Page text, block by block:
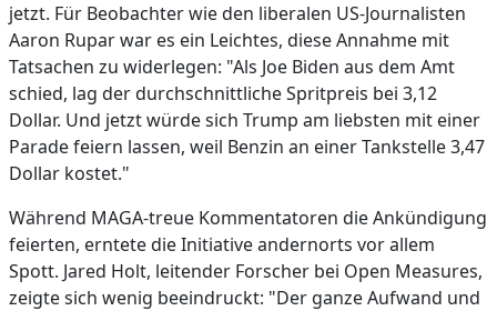
jetzt. Für Beobachter wie den liberalen US-Journalisten
Aaron Rupar war es ein Leichtes, diese Annahme mit
Tatsachen zu widerlegen: "Als Joe Biden aus dem Amt
schied, lag der durchschnittliche Spritpreis bei 3,12
Dollar. Und jetzt würde sich Trump am liebsten mit einer
Parade feiern lassen, weil Benzin an einer Tankstelle 3,47
Dollar kostet."
Während MAGA-treue Kommentatoren die Ankündigung
feierten, erntete die Initiative andernorts vor allem
Spott. Jared Holt, leitender Forscher bei Open Measures,
zeigte sich wenig beeindruckt: "Der ganze Aufwand und